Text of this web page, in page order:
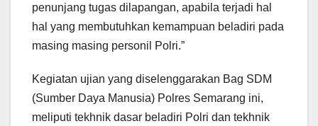
penunjang tugas dilapangan, apabila terjadi hal
hal yang membutuhkan kemampuan beladiri pada
masing masing personil Polri.”
Kegiatan ujian yang diselenggarakan Bag SDM
(Sumber Daya Manusia) Polres Semarang ini,
meliputi tekhnik dasar beladiri Polri dan tekhnik